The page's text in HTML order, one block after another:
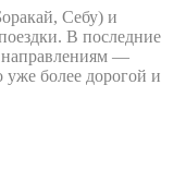
Себу) и
В последние
направлениям —
более дорогой и